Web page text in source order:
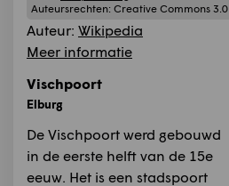
Auteursrechten: Creative Commons 3.0
Auteur: Wikipedia
Meer informatie
Vischpoort
Elburg
De Vischpoort werd gebouwd
in de eerste helft van de 15e
eeuw. Het is een stadspoort